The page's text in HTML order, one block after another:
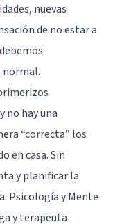
nuevas
de no estar a
normal.
no hay una
“correcta” los
en casa. Sin
y planificar la
Psicología y Mente
y terapeuta